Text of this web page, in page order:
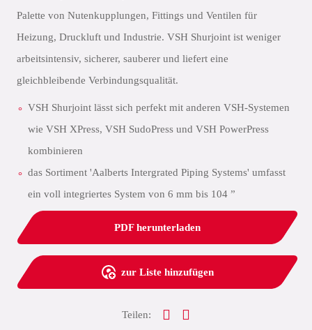
Palette von Nutenkupplungen, Fittings und Ventilen für
Heizung, Druckluft und Industrie. VSH Shurjoint ist weniger
arbeitsintensiv, sicherer, sauberer und liefert eine
gleichbleibende Verbindungsqualität.
VSH Shurjoint lässt sich perfekt mit anderen VSH-Systemen
wie VSH XPress, VSH SudoPress und VSH PowerPress
kombinieren
das Sortiment 'Aalberts Intergrated Piping Systems' umfasst
ein voll integriertes System von 6 mm bis 104 ”
PDF herunterladen
zur Liste hinzufügen
Teilen: